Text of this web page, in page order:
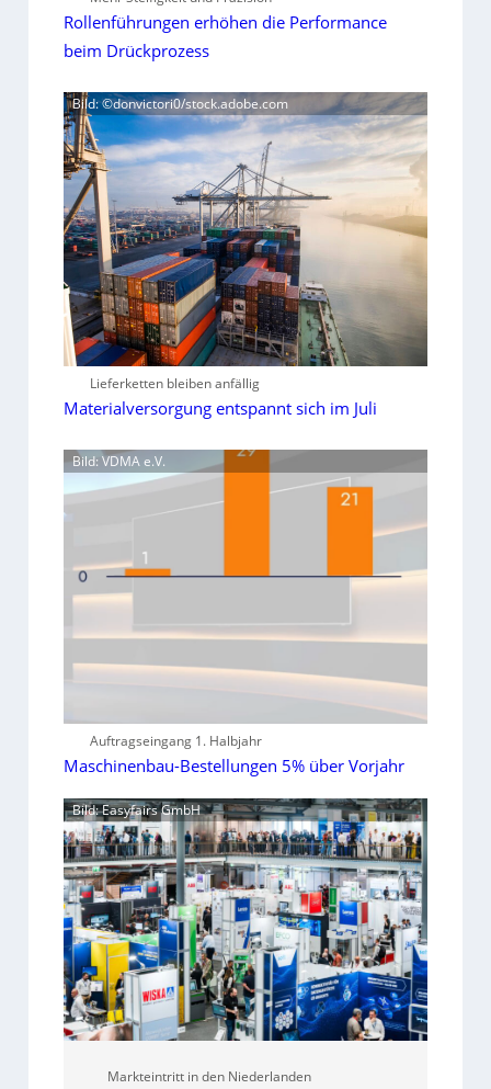
Rollenführungen erhöhen die Performance
beim Drückprozess
Bild: ©donvictori0/stock.adobe.com
Lieferketten bleiben anfällig
Materialversorgung entspannt sich im Juli
Bild: VDMA e.V.
Auftragseingang 1. Halbjahr
Maschinenbau-Bestellungen 5% über Vorjahr
Bild: Easyfairs GmbH
Markteintritt in den Niederlanden